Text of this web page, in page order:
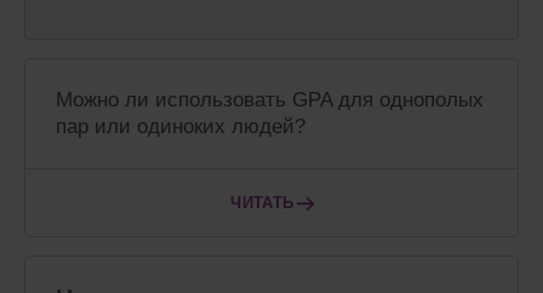
Можно ли использовать GPA для однополых
пар или одиноких людей?
ЧИТАТЬ